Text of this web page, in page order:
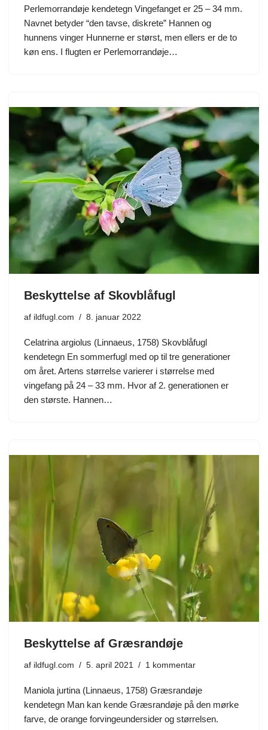
Perlemorrandøje kendetegn Vingefanget er 25 – 34 mm.
Navnet betyder “den tavse, diskrete” Hannen og
hunnens vinger Hunnerne er størst, men ellers er de to
køn ens. I flugten er Perlemorrandøje…
Beskyttelse af Skovblåfugl
af ildfugl.com 8. januar 2022
Celatrina argiolus (Linnaeus, 1758) Skovblåfugl
kendetegn En sommerfugl med op til tre generationer
om året. Artens størrelse varierer i størrelse med
vingefang på 24 – 33 mm. Hvor af 2. generationen er
den største. Hannen…
Beskyttelse af Græsrandøje
af ildfugl.com 5. april 2021 1 kommentar
Maniola jurtina (Linnaeus, 1758) Græsrandøje
kendetegn Man kan kende Græsrandøje på den mørke
farve, de orange forvingeundersider og størrelsen.